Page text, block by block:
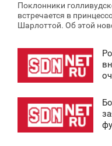
Поклонники
встречается в
Шарлоттой. Об этой